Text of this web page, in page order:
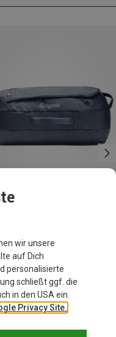
Duffel 50L Tasche
€
wir unsere
auf Dich
personalisierte
schließt ggf. die
in den USA ein.
Privacy Site.